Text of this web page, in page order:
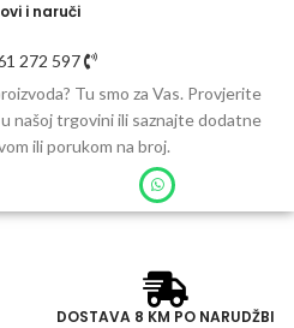
i naruči
272 597
Tu smo za Vas. Provjerite
našoj trgovini ili saznajte dodatne
ili porukom na broj.
DOSTAVA 8 KM PO NARUDŽBI